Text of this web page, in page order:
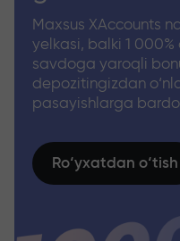
Maxsus XAccounts
yelkasi, balki 1
savdoga yaroqli
depozitingizdan
pasayishlarga
Ro‘yxatdan o‘tish